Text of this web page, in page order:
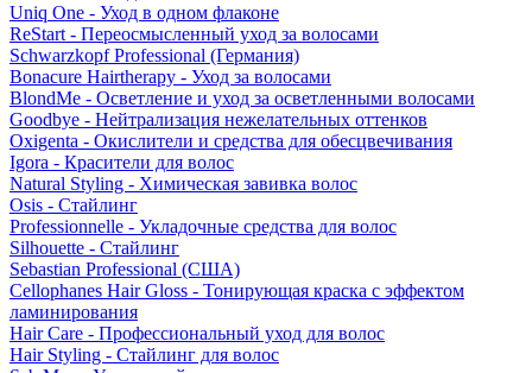
Uniq One - Уход в одном флаконе
ReStart - Переосмысленный уход за волосами
Schwarzkopf Professional (Германия)
Bonacure Hairtherapy - Уход за волосами
BlondMe - Осветление и уход за осветленными волосами
Goodbye - Нейтрализация нежелательных оттенков
Oxigenta - Окислители и средства для обесцвечивания
Igora - Красители для волос
Natural Styling - Химическая завивка волос
Osis - Стайлинг
Professionnelle - Укладочные средства для волос
Silhouette - Стайлинг
Sebastian Professional (США)
Cellophanes Hair Gloss - Тонирующая краска с эффектом
ламинирования
Hair Care - Профессиональный уход для волос
Hair Styling - Стайлинг для волос